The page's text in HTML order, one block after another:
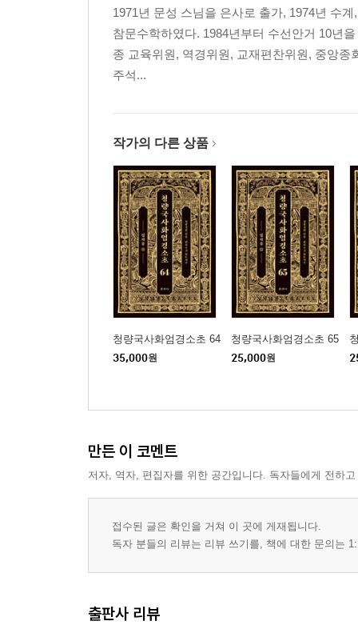
1971년 문성 스님을 은사로 출가, 1974년 수
참문수학하였다. 1984년부터 수선안거 10년
종 교육위원, 역경위원, 교재편찬위원, 중앙
주석...
작가의 다른 상품
청량국사화엄경소초 64
35,000원
청량국사화엄경소초 65
25,000원
만든 이 코멘트
저자, 역자, 편집자를 위한 공간입니다. 독자들에게 전하
접수된 글은 확인을 거쳐 이 곳에 게재됩니다.
독자 분들의 리뷰는 리뷰 쓰기를, 책에 대한 문의는
출판사 리뷰